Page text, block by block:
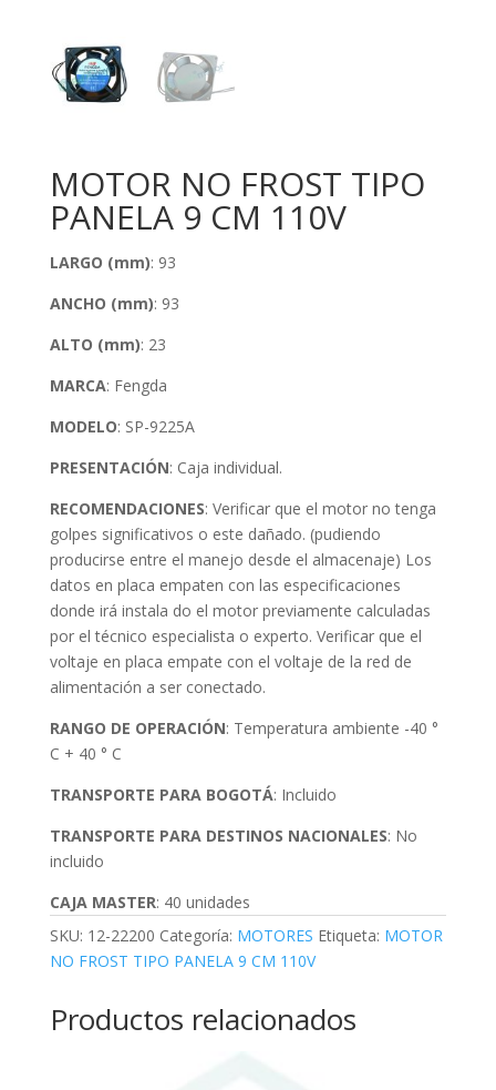
MOTOR NO FROST TIPO
PANELA 9 CM 110V
LARGO (mm): 93
ANCHO (mm): 93
ALTO (mm): 23
MARCA: Fengda
MODELO: SP-9225A
PRESENTACIÓN: Caja individual.
RECOMENDACIONES: Verificar que el motor no tenga
golpes significativos o este dañado. (pudiendo
producirse entre el manejo desde el almacenaje) Los
datos en placa empaten con las especificaciones
donde irá instala do el motor previamente calculadas
por el técnico especialista o experto. Verificar que el
voltaje en placa empate con el voltaje de la red de
alimentación a ser conectado.
RANGO DE OPERACIÓN: Temperatura ambiente -40 °
C + 40 ° C
TRANSPORTE PARA BOGOTÁ: Incluido
TRANSPORTE PARA DESTINOS NACIONALES: No
incluido
CAJA MASTER: 40 unidades
SKU: 12-22200 Categoría: MOTORES Etiqueta: MOTOR
NO FROST TIPO PANELA 9 CM 110V
Productos relacionados